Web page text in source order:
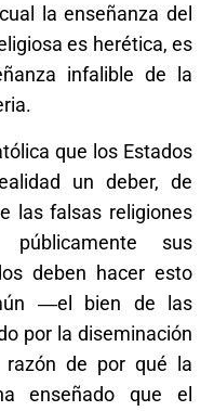
la enseñanza del
es herética, es
infalible de la
que los Estados
un deber, de
las falsas religiones
sus
deben hacer esto
―el bien de las
por la diseminación
de por qué la
enseñado que el